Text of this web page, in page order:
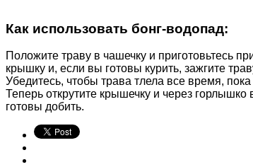
Как использовать бонг-водопад:
Положите траву в чашечку и приготовьтесь
крышку и, если вы готовы курить, зажгите
Убедитесь, чтобы трава тлела все время,
Теперь открутите крышечку и через
готовы добить.